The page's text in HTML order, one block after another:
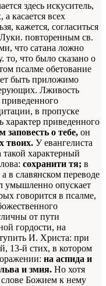
здесь искуситель,
касается всех
кажется, согласиться
повторенным св.
что сатана ложно
то, что было сказано о
псалме обетование
быть приложимо
Лживость
в пропуске
характер приведенного
заповесть о тебе, он
твоих. У евангелиста
характерный
сохранити тя; в
в славянском переводе
умышленно опускает
говорится в псалме,
от пути
гордости, на
И. Христа: при
13-й стих, в котором
на аспида и
и змия. Но хотя
слове Божием к нему